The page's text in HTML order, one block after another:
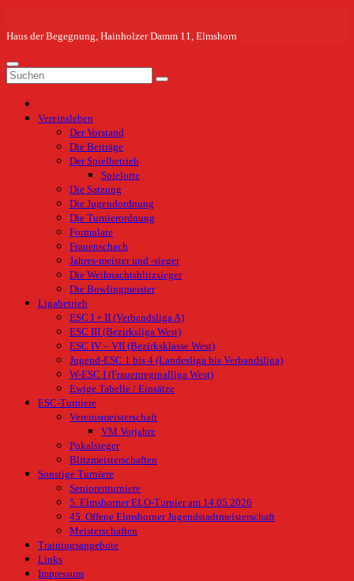
springen
Haus der Begegnung, Hainholzer Damm 11, Elmshorn
Vereinsleben
Der Vorstand
Die Beiträge
Der Spielbetrieb
Spielorte
Die Satzung
Die Jugendordnung
Die Turnierordnung
Formulare
Frauenschach
Jahres-meister und -sieger
Die Weihnachtsblitzsieger
Die Bowlingmeister
Ligabetrieb
ESC I + II (Verbandsliga A)
ESC III (Bezirksliga West)
ESC IV – VII (Bezirksklasse West)
Jugend-ESC 1 bis 4 (Landesliga bis Verbandsliga)
W-ESC I (Frauenreginalliga West)
Ewige Tabelle / Einsätze
ESC-Turniere
Vereinsmeisterschaft
VM Vorjahre
Pokalsieger
Blitzmeisterschaften
Sonstige Turniere
Seniorenturniere
5. Elmshorner ELO-Turnier am 14.05.2026
45. Offene Elmshorner Jugendstadtmeisterschaft
Meisterschaften
Trainingsangebote
Links
Impressum